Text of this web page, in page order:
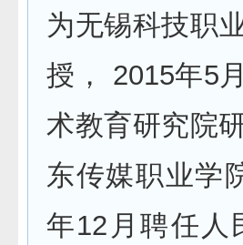
为无锡科技职
授， 2015年5
术教育研究院
东传媒职业学
年12月聘任人